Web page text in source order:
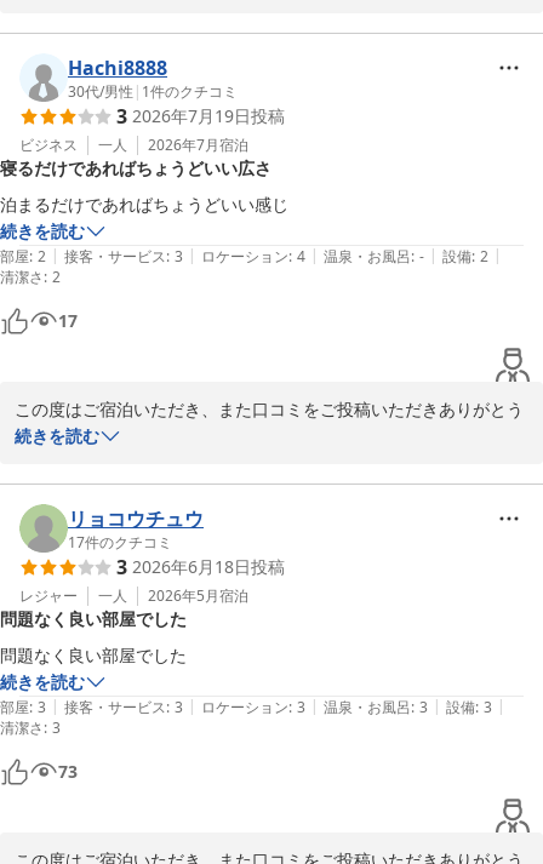
また、ウェルカム味噌汁をお楽しみいただけたとのお言葉もありが
とうございます。少しでも旅のひとときの楽しみになっておりまし
たら幸いです。
ご朝食についても美味しくお召し上がりいただけたようで、スタッ
フの励みになります。
今後もより快適にお過ごしいただけるよう努めてまいりますので、
ホテルセレクトイン伊勢原
2026-05-09
Hachi8888
30代/男性 | 1件のクチコミ
3 2026年7月19日投稿
ビジネス 一人 2026年7月宿泊
寝るだけであればちょうどいい広さ
泊まるだけであればちょうどいい感じ
続きを読む
部屋: 2 | 接客・サービス: 3 | ロケーション: 4 | 温泉・お風呂: - | 設備: 2 |
清潔さ: 2
17
この度はご宿泊いただき、また口コミをご投稿いただきありがとう
ございます。
お部屋の広さについて、「寝るだけであればちょうどいい」とのお
言葉をいただき、ありがとうございます。当館は快適にお休みいた
だける空間づくりを心がけております。
これからも、短期のご滞在はもちろん、より快適にお過ごしいただ
けるよう設備やサービスの向上に努めてまいります。またお近くに
お越しの際は、ぜひご利用ください。スタッフ一同、心よりお待ち
ホテルセレクトイン伊勢原
続きを読む
リョコウチュウ
17件のクチコミ
3 2026年6月18日投稿
レジャー 一人 2026年5月宿泊
問題なく良い部屋でした
問題なく良い部屋でした
続きを読む
部屋: 3 | 接客・サービス: 3 | ロケーション: 3 | 温泉・お風呂: 3 | 設備: 3 |
清潔さ: 3
73